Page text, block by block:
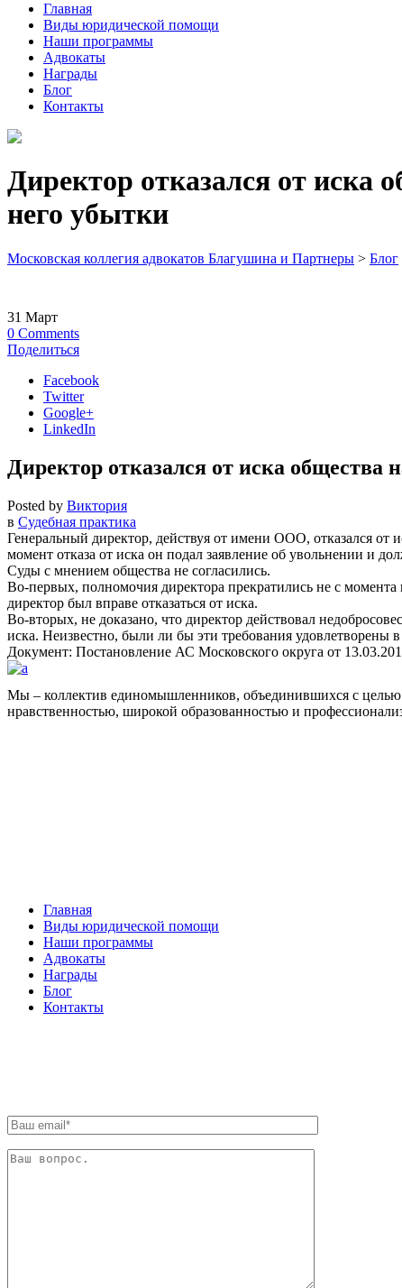
Главная
Виды юридической помощи
Наши программы
Адвокаты
Награды
Блог
Контакты
Директор отказался от иска
него убытки
Московская коллегия адвокатов Благушина и Партнеры > Блог
31 Март
0 Comments
Поделиться
Facebook
Twitter
Google+
LinkedIn
Директор отказался от иска
Posted by Виктория
в Судебная практика
Генеральный директор, действуя от имени ООО, отказался от
момент отказа от иска он подал заявление об увольнении и
Суды с мнением общества не согласились.
Во-первых, полномочия директора прекратились не с
директор был вправе отказаться от иска.
Во-вторых, не доказано, что директор действовал
иска. Неизвестно, были ли бы эти требования удовлетворены в
Документ: Постановление АС Московского округа от
Мы – коллектив единомышленников, объединившихся с целью
нравственностью, широкой образованностью и
Главная
Виды юридической помощи
Наши программы
Адвокаты
Награды
Блог
Контакты